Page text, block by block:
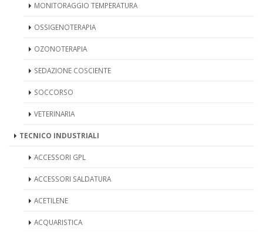
MONITORAGGIO TEMPERATURA
OSSIGENOTERAPIA
OZONOTERAPIA
SEDAZIONE COSCIENTE
SOCCORSO
VETERINARIA
TECNICO INDUSTRIALI
ACCESSORI GPL
ACCESSORI SALDATURA
ACETILENE
ACQUARISTICA